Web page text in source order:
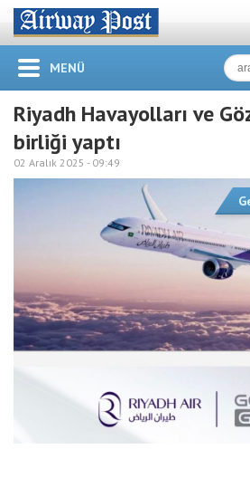
MENÜ
Riyadh Havayolları ve
birliği yaptı
02 Aralık 2025 - 09:49